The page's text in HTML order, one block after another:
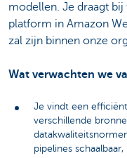
modellen. Je draagt bij
platform in Amazon
zal zijn binnen onze
Wat verwachten we
Je vindt een
verschillende
pipelines